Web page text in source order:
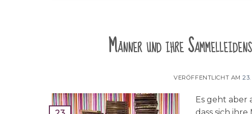
Männer und ihre
VERÖFFENTLICHT AM
Es geht aber